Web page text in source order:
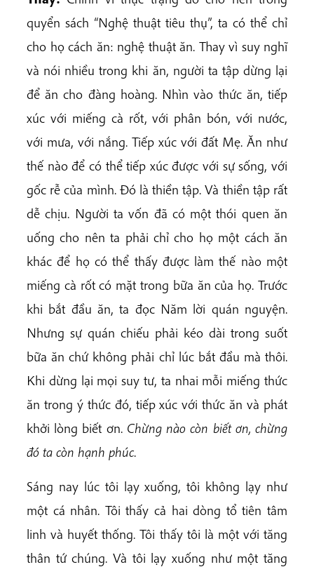
quyển sách “Nghệ thuật tiêu thụ”, ta có thể chỉ
cho họ cách ăn: nghệ thuật ăn. Thay vì suy nghĩ
và nói nhiều trong khi ăn, người ta tập dừng lại
để ăn cho đàng hoàng. Nhìn vào thức ăn, tiếp
xúc với miếng cà rốt, với phân bón, với nước,
với mưa, với nắng. Tiếp xúc với đất Mẹ. Ăn như
thế nào để có thể tiếp xúc được với sự sống, với
gốc rễ của mình. Đó là thiền tập. Và thiền tập rất
dễ chịu. Người ta vốn đã có một thói quen ăn
uống cho nên ta phải chỉ cho họ một cách ăn
khác để họ có thể thấy được làm thế nào một
miếng cà rốt có mặt trong bữa ăn của họ. Trước
khi bắt đầu ăn, ta đọc Năm lời quán nguyện.
Nhưng sự quán chiếu phải kéo dài trong suốt
bữa ăn chứ không phải chỉ lúc bắt đầu mà thôi.
Khi dừng lại mọi suy tư, ta nhai mỗi miếng thức
ăn trong ý thức đó, tiếp xúc với thức ăn và phát
khởi lòng biết ơn. Chừng nào còn biết ơn, chừng
đó ta còn hạnh phúc.
Sáng nay lúc tôi lạy xuống, tôi không lạy như
một cá nhân. Tôi thấy cả hai dòng tổ tiên tâm
linh và huyết thống. Tôi thấy tôi là một với tăng
thân tứ chúng. Và tôi lạy xuống như một tăng